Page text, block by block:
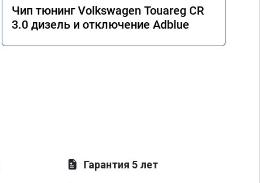
Чип тюнинг Volkswagen Touareg CR
3.0 дизель и отключение Adblue
Гарантия 5 лет